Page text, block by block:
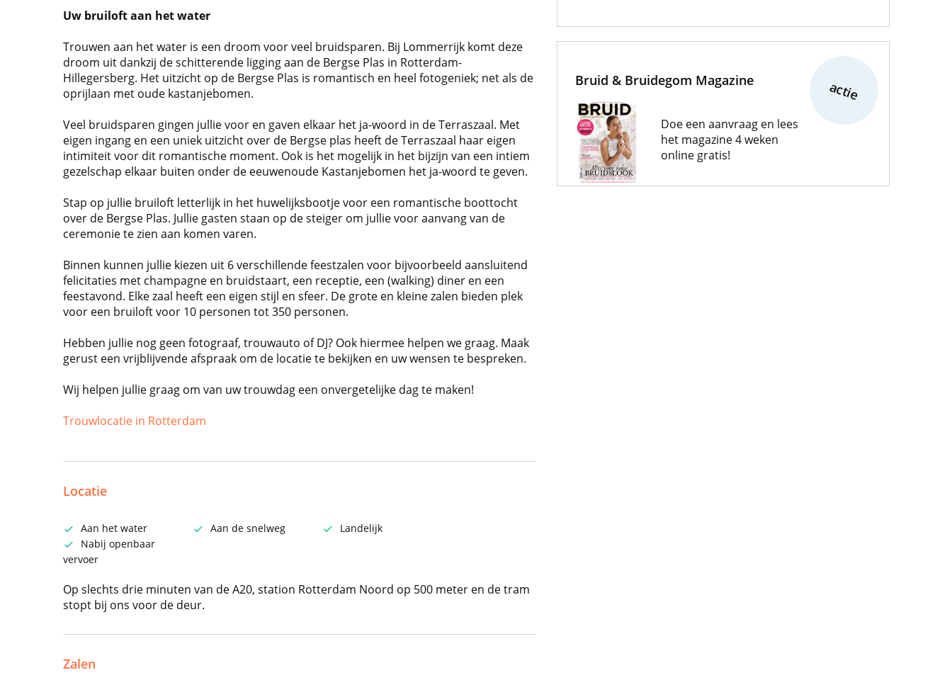
Uw bruiloft aan het water
Trouwen aan het water is een droom voor veel bruidsparen. Bij Lommerrijk komt deze
droom uit dankzij de schitterende ligging aan de Bergse Plas in Rotterdam-
Hillegersberg. Het uitzicht op de Bergse Plas is romantisch en heel fotogeniek; net als de
oprijlaan met oude kastanjebomen.
Veel bruidsparen gingen jullie voor en gaven elkaar het ja-woord in de Terraszaal. Met
eigen ingang en een uniek uitzicht over de Bergse plas heeft de Terraszaal haar eigen
intimiteit voor dit romantische moment. Ook is het mogelijk in het bijzijn van een intiem
gezelschap elkaar buiten onder de eeuwenoude Kastanjebomen het ja-woord te geven.
Stap op jullie bruiloft letterlijk in het huwelijksbootje voor een romantische boottocht
over de Bergse Plas. Jullie gasten staan op de steiger om jullie voor aanvang van de
ceremonie te zien aan komen varen.
Binnen kunnen jullie kiezen uit 6 verschillende feestzalen voor bijvoorbeeld aansluitend
felicitaties met champagne en bruidstaart, een receptie, een (walking) diner en een
feestavond. Elke zaal heeft een eigen stijl en sfeer. De grote en kleine zalen bieden plek
voor een bruiloft voor 10 personen tot 350 personen.
Hebben jullie nog geen fotograaf, trouwauto of DJ? Ook hiermee helpen we graag. Maak
gerust een vrijblijvende afspraak om de locatie te bekijken en uw wensen te bespreken.
Wij helpen jullie graag om van uw trouwdag een onvergetelijke dag te maken!
Trouwlocatie in Rotterdam
Locatie
Aan het water Aan de snelweg
Landelijk
Nabij openbaar
vervoer
Op slechts drie minuten van de A20, station Rotterdam Noord op 500 meter en de tram
stopt bij ons voor de deur.
Zalen
Bruid & Bruidegom Magazine actie
Doe een aanvraag en lees
het magazine 4 weken
online gratis!